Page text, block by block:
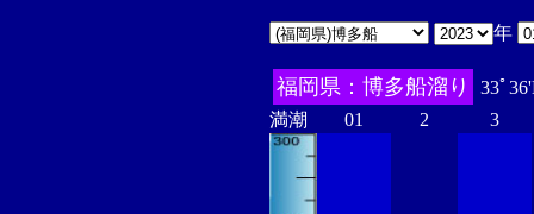
年
福岡県：博多船溜り
33ﾟ
満潮
01 2 3